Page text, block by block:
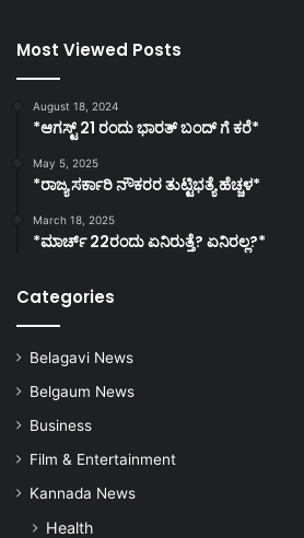
Most Viewed Posts
August 18, 2024
*ಆಗಸ್ಟ್ 21 ರಂದು ಭಾರತ್‌ ಬಂದ್‌ ಗೆ ಕರೆ*
May 5, 2025
*ರಾಜ್ಯ ಸರ್ಕಾರಿ ನೌಕರರ ತುಟ್ಟಿಭತ್ಯೆ ಹೆಚ್ಚಳ*
March 18, 2025
*ಮಾರ್ಚ್ 22ರಂದು ಏನಿರುತ್ತೆ? ಏನಿರಲ್ಲ?*
Categories
Belagavi News
Belgaum News
Business
Film & Entertainment
Kannada News
Health